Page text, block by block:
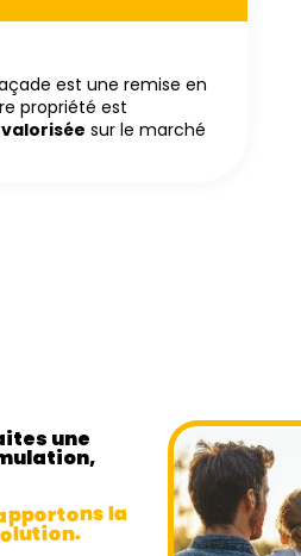
est une remise en
propriété est
valorisée sur le marché
une
la